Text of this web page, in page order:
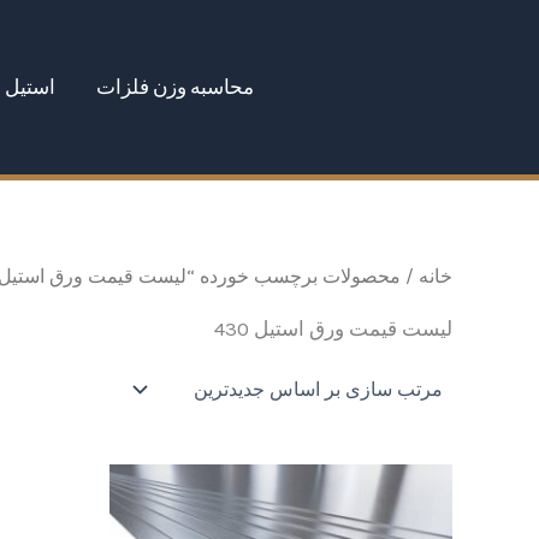
محاسبه وزن فلزات استیل
خانه / محصولات برچسب خورده “لیست قیمت ورق استیل 430”
لیست قیمت ورق استیل 430